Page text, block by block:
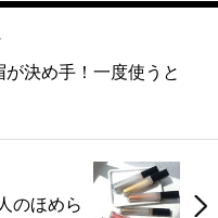
決め手！一度使うと
のほめら